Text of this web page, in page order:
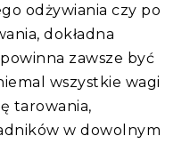
odżywiania czy po
dokładna
zawsze być
wszystkie wagi
tarowania,
w dowolnym